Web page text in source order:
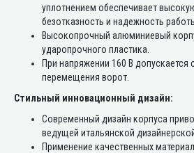
уплотнением обеспечивает
безотказность и надежность
Высокопрочный алюминиевый
ударопрочного пластика.
При напряжении 160 В допускается
перемещения ворот.
Стильный инновационный дизайн:
Современный дизайн корпуса
ведущей итальянской
Применение качественных